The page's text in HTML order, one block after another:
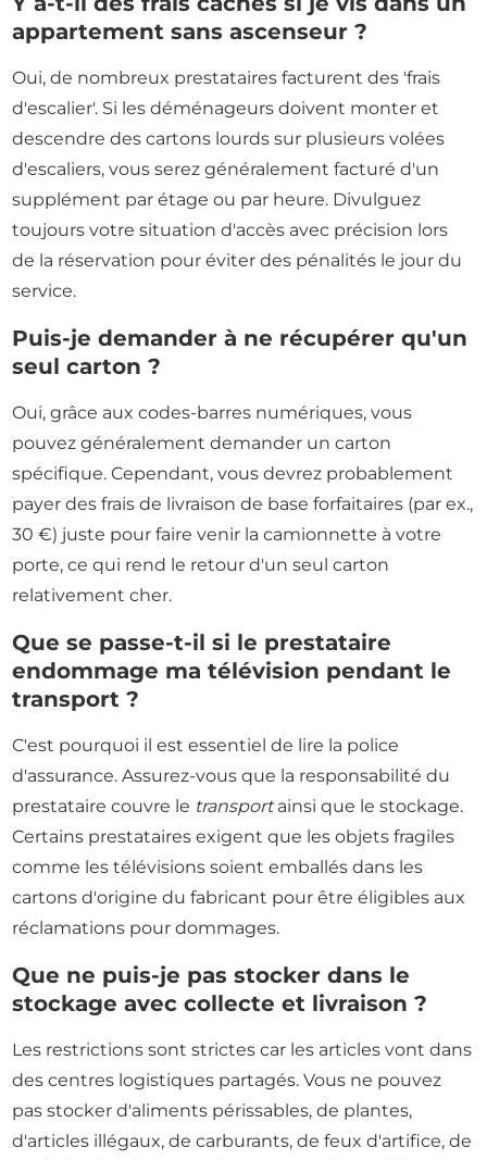
appartement sans ascenseur ?
Oui, de nombreux prestataires facturent des 'frais
d'escalier'. Si les déménageurs doivent monter et
descendre des cartons lourds sur plusieurs volées
d'escaliers, vous serez généralement facturé d'un
supplément par étage ou par heure. Divulguez
toujours votre situation d'accès avec précision lors
de la réservation pour éviter des pénalités le jour du
service.
Puis-je demander à ne récupérer qu'un
seul carton ?
Oui, grâce aux codes-barres numériques, vous
pouvez généralement demander un carton
spécifique. Cependant, vous devrez probablement
payer des frais de livraison de base forfaitaires (par ex.,
30 €) juste pour faire venir la camionnette à votre
porte, ce qui rend le retour d'un seul carton
relativement cher.
Que se passe-t-il si le prestataire
endommage ma télévision pendant le
transport ?
C'est pourquoi il est essentiel de lire la police
d'assurance. Assurez-vous que la responsabilité du
prestataire couvre le transportainsi que le stockage.
Certains prestataires exigent que les objets fragiles
comme les télévisions soient emballés dans les
cartons d'origine du fabricant pour être éligibles aux
réclamations pour dommages.
Que ne puis-je pas stocker dans le
stockage avec collecte et livraison ?
Les restrictions sont strictes car les articles vont dans
des centres logistiques partagés. Vous ne pouvez
pas stocker d'aliments périssables, de plantes,
d'articles illégaux, de carburants, de feux d'artifice, de